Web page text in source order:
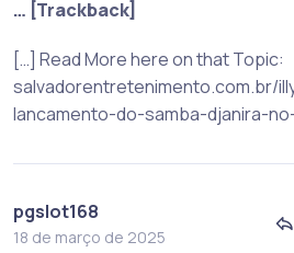
… [Trackback]
[…] Read More here on that Topic:
salvadorentretenimento.com.br/
lancamento-do-samba-djanira-
pgslot168
18 de março de 2025